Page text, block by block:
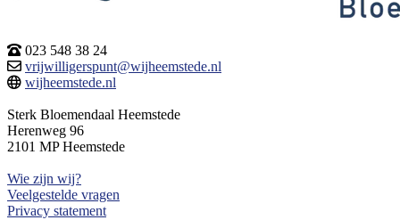
023 548 38 24
vrijwilligerspunt@wijheemstede.nl
wijheemstede.nl
Sterk Bloemendaal Heemstede
Herenweg 96
2101 MP Heemstede
Wie zijn wij?
Veelgestelde vragen
Privacy statement